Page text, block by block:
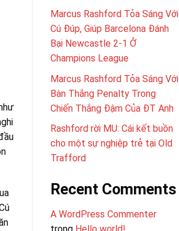
Marcus Rashford Tỏa Sáng Với
Cú Đúp, Giúp Barcelona Đánh
Bại Newcastle 2-1 Ở
Champions League
Marcus Rashford Tỏa Sáng Với
Bàn Thắng Penalty Trong
Chiến Thắng Đậm Của ĐT Anh
Rashford rời MU: Cái kết buồn
cho một sự nghiệp trẻ tại Old
Trafford
Recent Comments
A WordPress Commenter